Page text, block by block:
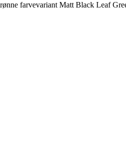
farvevariant Matt Black Leaf